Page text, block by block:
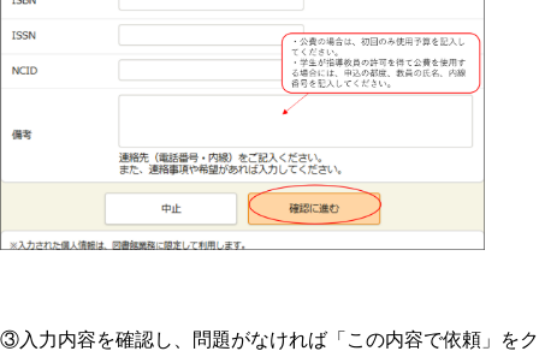
③入力内容を確認し、問題がなければ「この内容で依頼」をク